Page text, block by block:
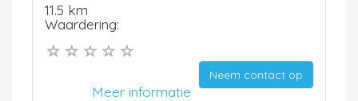
11.5 km
Waardering:
Neem contact op
Meer informatie